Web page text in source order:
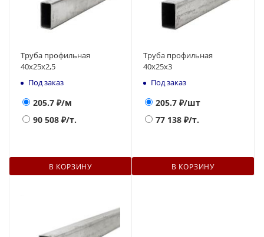
Труба профильная
40х25х2,5
Под заказ
205.7 ₽/м
90 508 ₽/т.
В КОРЗИНУ
Труба профильная
40х25х3
Под заказ
205.7 ₽/шт
77 138 ₽/т.
В КОРЗИНУ